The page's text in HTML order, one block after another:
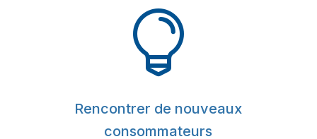

Rencontrer de nouveaux
consommateurs